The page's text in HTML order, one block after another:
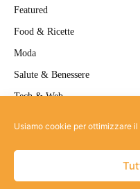
Usiamo cookie per ottimizzare
Featured
Food & Ricette
Moda
Salute & Benessere
Tech & Web